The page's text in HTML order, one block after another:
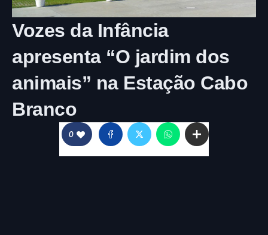
Vozes da Infância
apresenta “O jardim dos
animais” na Estação Cabo
Branco
0